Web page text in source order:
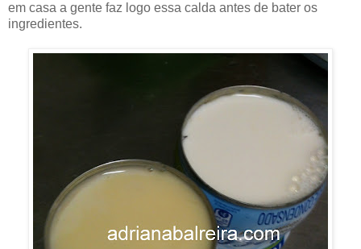
em casa a gente faz logo essa calda antes de bater os
ingredientes.